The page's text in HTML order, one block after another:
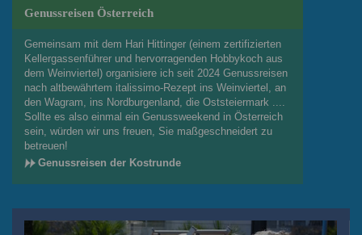
Genussreisen Österreich
Gemeinsam mit dem Hari Hittinger (einem zertifizierten
Kellergassenführer und hervorragenden Hobbykoch aus
dem Weinviertel) organisiere ich seit 2024 Genussreisen
nach altbewährtem italissimo-Rezept ins Weinviertel, an
den Wagram, ins Nordburgenland, die Oststeiermark ....
Sollte es also einmal ein Genussweekend in Österreich
sein, würden wir uns freuen, Sie maßgeschneidert zu
betreuen!
Genussreisen der Kostrunde